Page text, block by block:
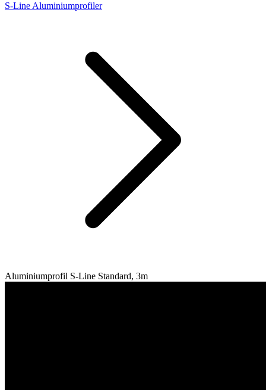
S-Line Aluminiumprofiler
Aluminiumprofil S-Line Standard, 3m